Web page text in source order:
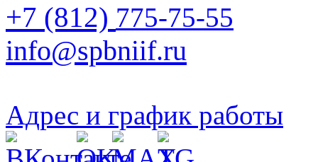
+7 (812) 775-75-55
info@spbniif.ru
Адрес и график работы